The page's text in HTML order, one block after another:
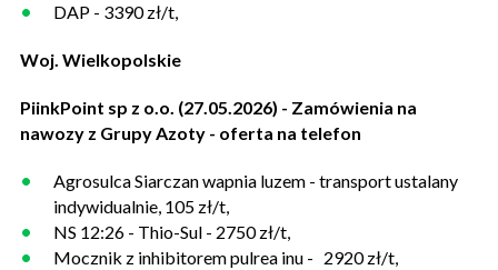
DAP - 3390 zł/t,
Woj. Wielkopolskie
PiinkPoint sp z o.o. (27.05.2026) - Zamówienia na
nawozy z Grupy Azoty - oferta na telefon
Agrosulca Siarczan wapnia luzem - transport ustalany
indywidualnie, 105 zł/t,
NS 12:26 - Thio-Sul - 2750 zł/t,
Mocznik z inhibitorem pulrea inu - 2920 zł/t,